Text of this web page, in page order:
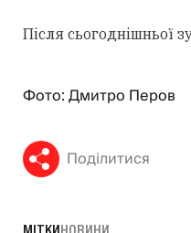
Після сьогоднішньої
Фото: Дмитро Перов
Поділитися
МІТКИНОВИНИ